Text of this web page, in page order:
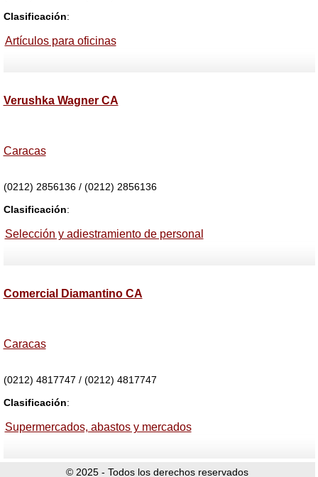
Clasificación:
Artículos para oficinas
Verushka Wagner CA
Caracas
(0212) 2856136 / (0212) 2856136
Clasificación:
Selección y adiestramiento de personal
Comercial Diamantino CA
Caracas
(0212) 4817747 / (0212) 4817747
Clasificación:
Supermercados, abastos y mercados
© 2025 - Todos los derechos reservados